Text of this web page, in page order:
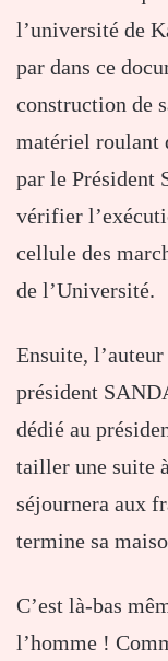
l’université de
par dans ce
construction de
matériel roulant
par le Président
vérifier
cellule des
de l’Université.
Ensuite,
président
dédié au
tailler une suite
séjournera aux
termine sa
C’est là-bas
l’homme !